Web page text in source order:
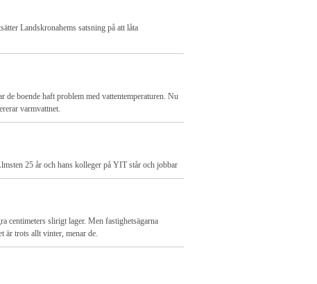
Landskronahems satsning på att låta
de boende haft problem med vattentemperaturen. Nu
varmvattnet.
25 år och hans kolleger på YIT står och jobbar
centimeters slirigt lager. Men fastighetsägarna
är trots allt vinter, menar de.